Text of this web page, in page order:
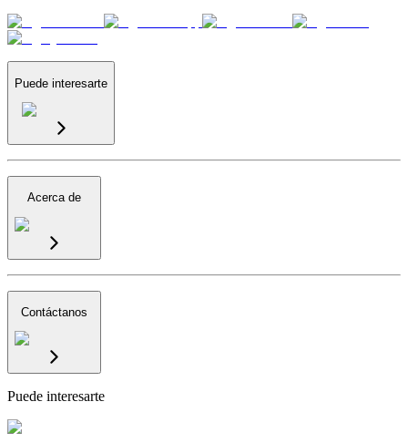
Puede interesarte
Acerca de
Contáctanos
Puede interesarte